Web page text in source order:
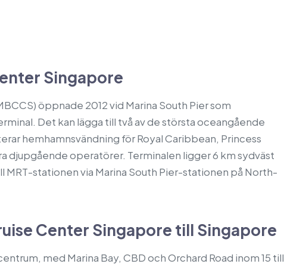
Singapore
öppnade 2012 vid Marina South Pier som
Det kan lägga till två av de största oceangående
hemhamnsvändning för Royal Caribbean, Princess
djupgående operatörer. Terminalen ligger 6 km sydväst
MRT-stationen via Marina South Pier-stationen på North-
Center Singapore till Singapore
med Marina Bay, CBD och Orchard Road inom 15 till